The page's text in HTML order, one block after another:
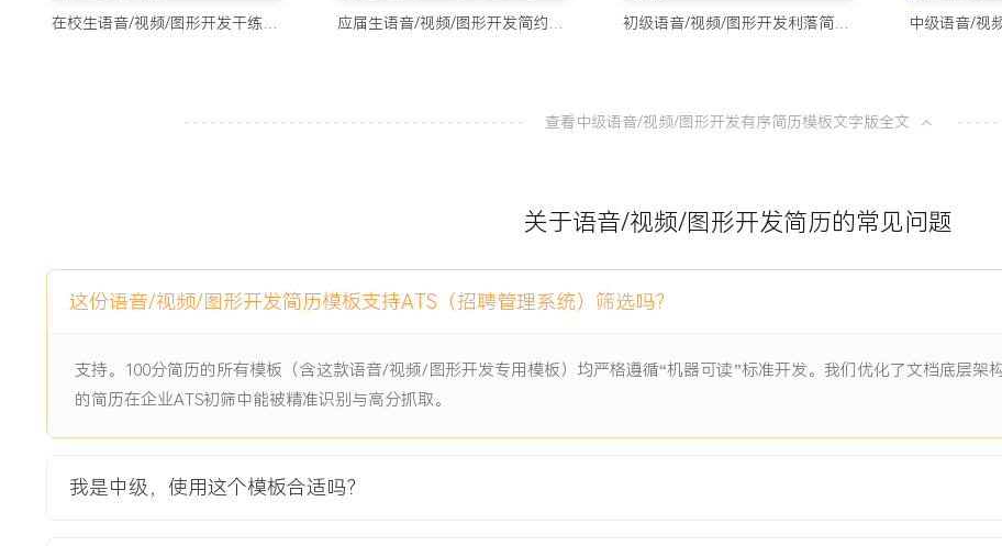
3.通过一系列性能优化，使产品在运营商网络质量报告中，视频卡顿率指标从行业平均下
5.构建的自动化测试体系覆盖核心场景XXX个，累计发现并修复潜在缺陷XXX个，支撑了
2024-09 - 2025-12 企业级高清视频会议引擎重构 项目负责人
公司核心视频会议产品的引擎升级项目，旧有基于第三方SDK的架构存在黑盒问题，定制
户投诉率居高不下。
8款AI简历生
一份让HR眼
100分简历官方
查看中级语音/视频/图形开发有序简历模板文字版全文
关于语音/视频/图形开发简历的常见问题
这份语音/视频/图形开发简历模板支持ATS（招聘管理系统）筛选吗？
支持。100分简历的所有模板（含这款语音/视频/图形开发专用模板）均严格遵循“机器可读”标准开发。我们优化了文档底层架
的简历在企业ATS初筛中能被精准识别与高分抓取。
我是中级，使用这个模板合适吗？